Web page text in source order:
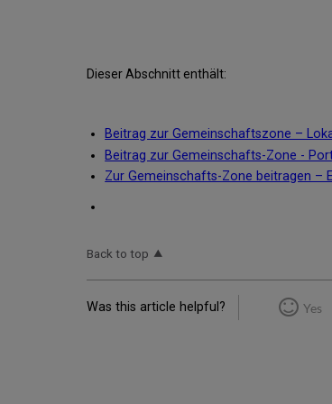
Dieser Abschnitt enthält:
Beitrag zur Gemeinschaftszone –
Beitrag zur Gemeinschafts-Zone -
Zur Gemeinschafts-Zone beitragen –
Back to top
Was this article helpful? Yes